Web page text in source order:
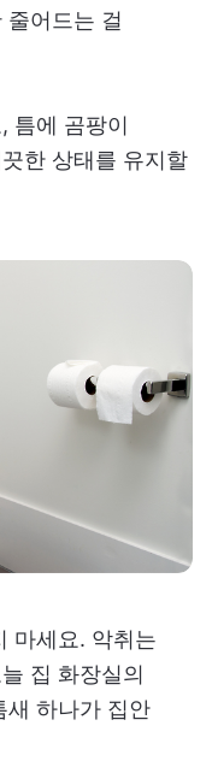
어드는 걸
틈에 곰팡이
한 상태를 유지할
마세요. 악취는
집 화장실의
새 하나가 집안